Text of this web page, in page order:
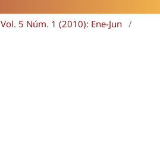
Vol. 5 Núm. 1 (2010): Ene-Jun
/